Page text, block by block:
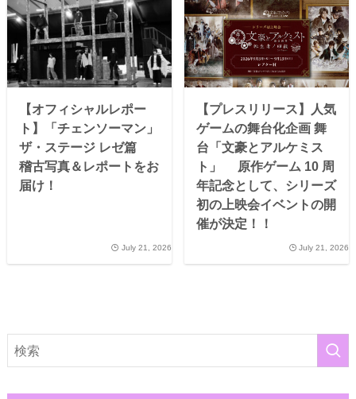
【オフィシャルレポー
ト】「チェンソーマン」
ザ・ステージ レゼ篇
稽古写真＆レポートをお
届け！
July 21, 2026
【プレスリリース】人気
ゲームの舞台化企画 舞
台「文豪とアルケミス
ト」 原作ゲーム 10 周
年記念として、シリーズ
初の上映会イベントの開
催が決定！！
July 21, 2026